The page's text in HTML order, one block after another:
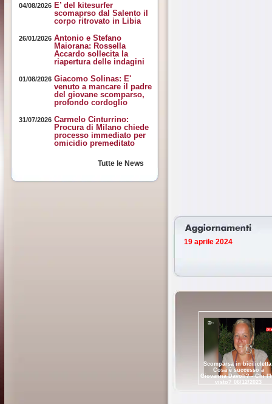
04/08/2026 E’ del kitesurfer
scomaprso dal Salento il
corpo ritrovato in Libia
26/01/2026 Antonio e Stefano
Maiorana: Rossella
Accardo sollecita la
riapertura delle indagini
01/08/2026 Giacomo Solinas: E'
venuto a mancare il padre
del giovane scomparso,
profondo cordoglio
31/07/2026 Carmelo Cinturrino:
Procura di Milano chiede
processo immediato per
omicidio premeditato
Tutte le News
19 aprile 2024
Scomparsa in
Cosa è successo a
Giovanna Davoli? - Chi
visto? 06/12/2023